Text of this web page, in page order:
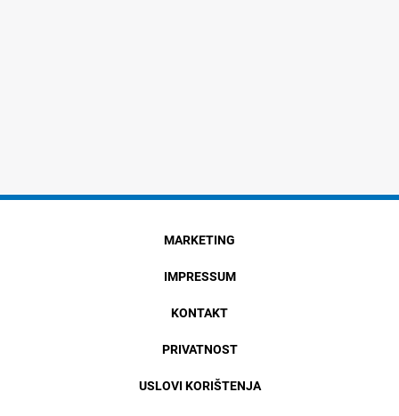
MARKETING
IMPRESSUM
KONTAKT
PRIVATNOST
USLOVI KORIŠTENJA